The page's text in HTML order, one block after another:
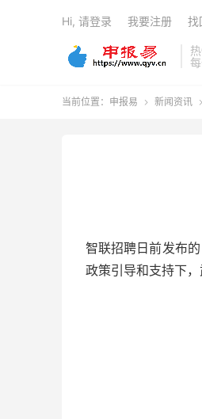
Hi, 请登录 我要注册 找
当前位置： 申报易  新闻资讯 
智联招聘日前发布
政策引导和支持下